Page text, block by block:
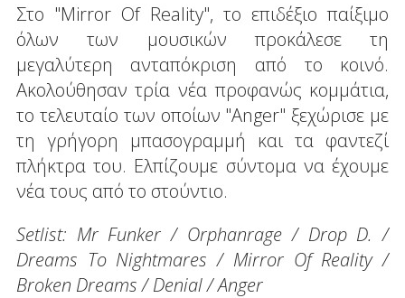
Στο "Mirror Of Reality", το επιδέξιο παίξιμο
όλων των μουσικών προκάλεσε τη
μεγαλύτερη ανταπόκριση από το κοινό.
Ακολούθησαν τρία νέα προφανώς κομμάτια,
το τελευταίο των οποίων "Anger" ξεχώρισε με
τη γρήγορη μπασογραμμή και τα φαντεζί
πλήκτρα του. Ελπίζουμε σύντομα να έχουμε
νέα τους από το στούντιο.
Setlist: Mr Funker / Orphanrage / Drop D. /
Dreams To Nightmares / Mirror Of Reality /
Broken Dreams / Denial / Anger